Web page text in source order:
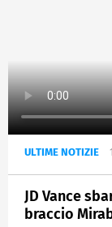
ULTIME NOTIZIE
JD Vance
braccio